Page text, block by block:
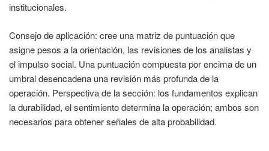
institucionales.
Consejo de aplicación: cree una matriz de puntuación que
asigne pesos a la orientación, las revisiones de los analistas y
el impulso social. Una puntuación compuesta por encima de un
umbral desencadena una revisión más profunda de la
operación. Perspectiva de la sección: los fundamentos explican
la durabilidad, el sentimiento determina la operación; ambos son
necesarios para obtener señales de alta probabilidad.